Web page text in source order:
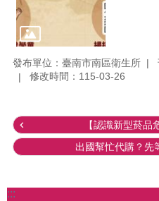
發布單位：臺南市南區衛生所
修改時間：115-03-26
【認識新型菸品
出國幫忙代購？先
:::